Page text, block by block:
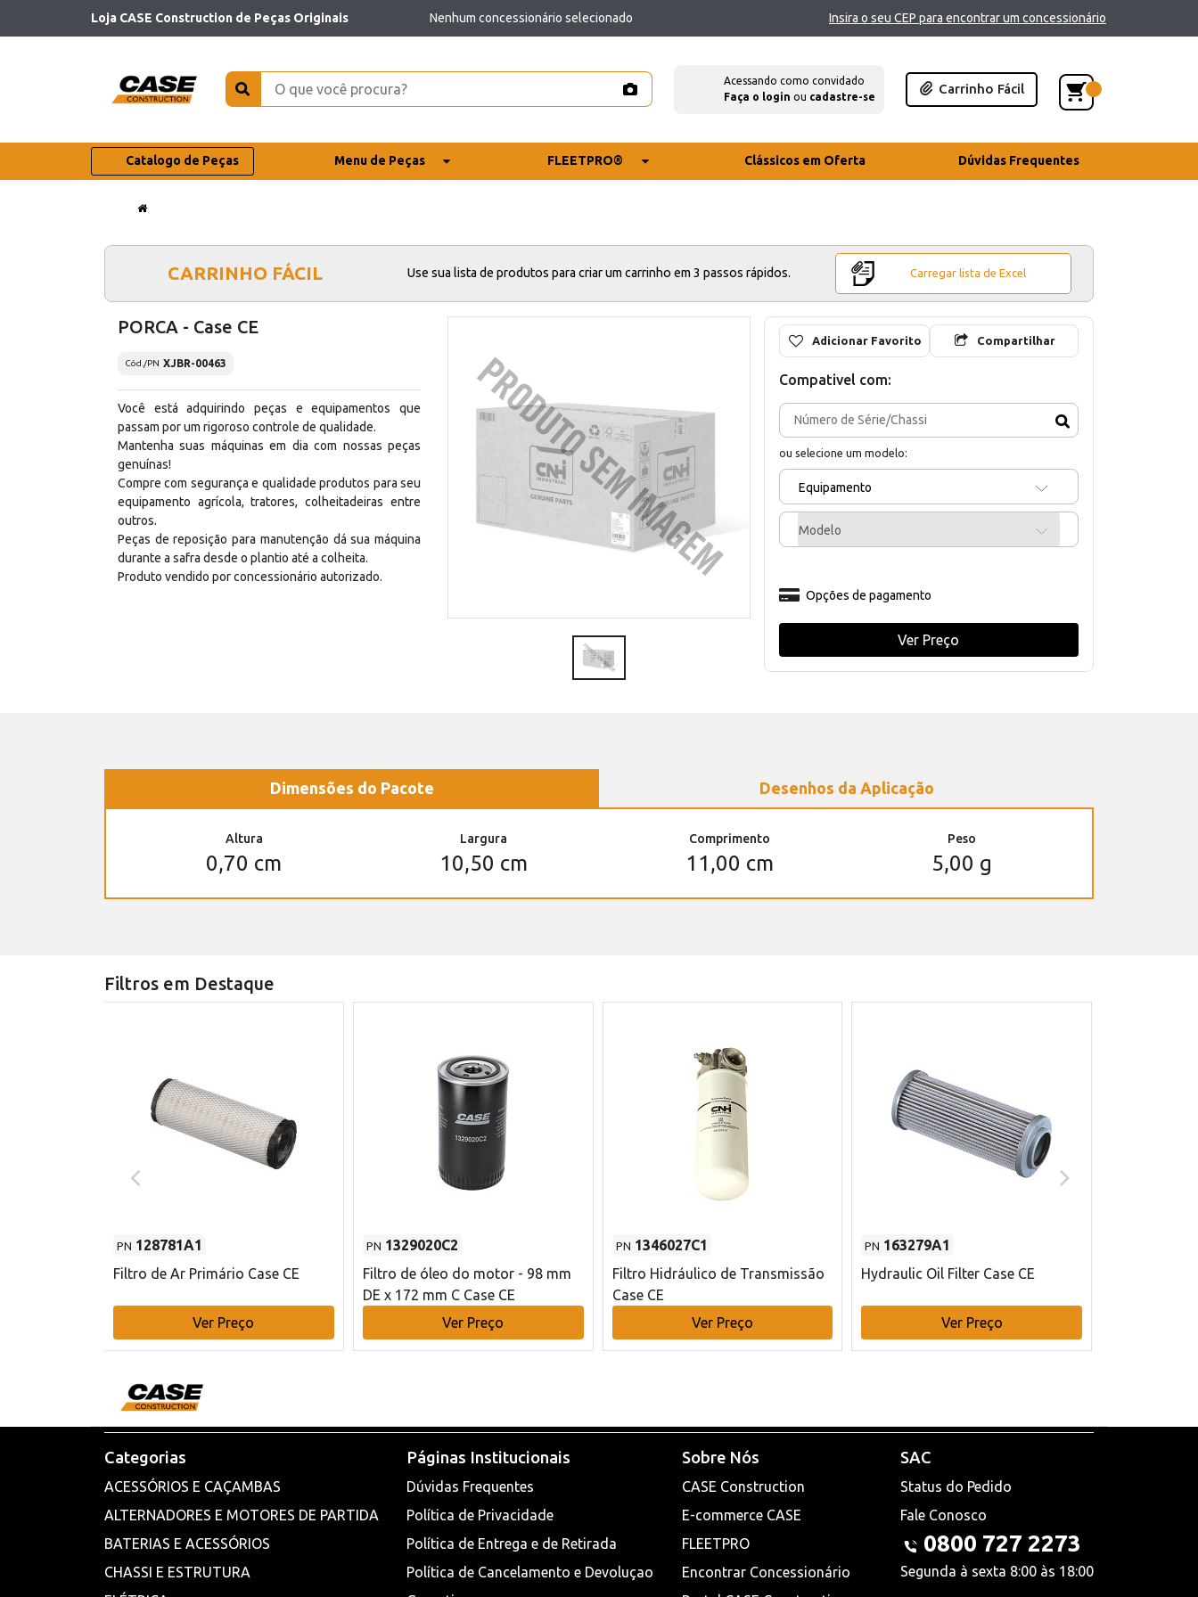
Loja CASE Construction de Peças Originais Nenhum concessionário selecionado Insira o seu CEP para encontrar um concessionário
Acessando como convidado
Faça o login ou cadastre-se
Carrinho Fácil
Catalogo de Peças Menu de Peças FLEETPRO® Clássicos em Oferta Dúvidas Frequentes
CARRINHO FÁCIL Use sua lista de produtos para criar um carrinho em 3 passos rápidos. Carregar lista de Excel
PORCA - Case CE
Cód./PN XJBR-00463
Você está adquirindo peças e equipamentos que
passam por um rigoroso controle de qualidade.
Mantenha suas máquinas em dia com nossas peças
genuínas!
Compre com segurança e qualidade produtos para seu
equipamento agrícola, tratores, colheitadeiras entre
outros.
Peças de reposição para manutenção dá sua máquina
durante a safra desde o plantio até a colheita.
Produto vendido por concessionário autorizado.
Adicionar Favorito Compartilhar
Compativel com:
ou selecione um modelo:
Equipamento
Modelo
Opções de pagamento
Ver Preço
Dimensões do Pacote Desenhos da Aplicação
Altura
0,70 cm
Largura
10,50 cm
Comprimento
11,00 cm
Peso
5,00 g
Filtros em Destaque
PN 128781A1
Filtro de Ar Primário Case CE
Ver Preço
PN 1329020C2
Filtro de óleo do motor - 98 mm
DE x 172 mm C Case CE
Ver Preço
PN 1346027C1
Filtro Hidráulico de Transmissão
Case CE
Ver Preço
PN 163279A1
Hydraulic Oil Filter Case CE
Ver Preço
Categorias
ACESSÓRIOS E CAÇAMBAS
ALTERNADORES E MOTORES DE PARTIDA
BATERIAS E ACESSÓRIOS
CHASSI E ESTRUTURA
Páginas Institucionais
Dúvidas Frequentes
Política de Privacidade
Política de Entrega e de Retirada
Política de Cancelamento e Devoluçao
Sobre Nós
CASE Construction
E-commerce CASE
FLEETPRO
Encontrar Concessionário
SAC
Status do Pedido
Fale Conosco
0800 727 2273
Segunda à sexta 8:00 às 18:00